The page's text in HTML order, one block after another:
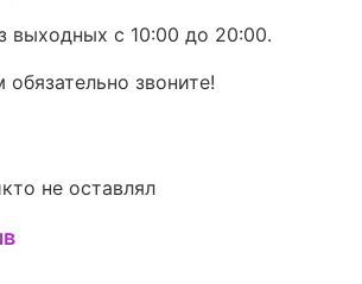
выходных с 10:00 до 20:00.
звоните!
не оставлял